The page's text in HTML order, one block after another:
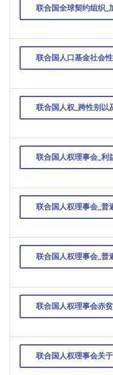
联合国全球契约组织_
联合国人口基金社会
联合国人权_跨性别以
联合国人权理事会_利
联合国人权理事会_普
联合国人权理事会_普
联合国人权理事会赤
联合国人权理事会关